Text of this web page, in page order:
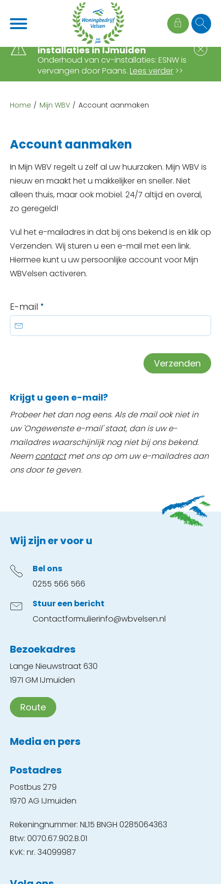
Naar hoofdinhoud
Naar hoofdnavigatiemenu
Naar zoeken
Naar de homepage
Ga naar Hoofd
Wijziging onderhoud cv-
installaties in IJmuiden
Onderhoud van cv-installaties: ESNW is
vervangen door Paans. Lees verder >>
Home Mijn WBV Account aanmaken
Account aanmaken
In Mijn WBV regelt u zelf al uw huurzaken. Mijn WBV is
nieuw en maakt het u makkelijker en sneller. Niet
alleen thuis, maar ook mobiel. 24/7 altijd en overal,
zo geregeld!
Vul het e-mailadres in dat bij ons bekend is en klik op
Verzenden. Wij sturen u een e-mail met een link.
Hiermee kunt u uw persoonlijke account voor Mijn
WBVelsen activeren.
E-mail *
Verzenden
Krijgt u geen e-mail?
Probeer het dan nog eens. Als de mail ook niet in
uw 'Ongewenste e-mail' staat, dan is uw e-
mailadres waarschijnlijk nog niet bij ons bekend.
Neemcontactmet ons op om uw e-mailadres aan
ons door te geven.
Contactinformatie
Wij zijn er voor u
Bel ons
0255 566 566
Stuur een bericht
Contactformulierinfo@wbvelsen.nl
Bezoekadres
Lange Nieuwstraat 630
1971 GM IJmuiden
Route
Media en pers
Postadres
Postbus 279
1970 AG IJmuiden
Rekeningnummer: NL15 BNGH 0285064363
Btw: 0070.67.902.B.01
KvK: nr. 34099987